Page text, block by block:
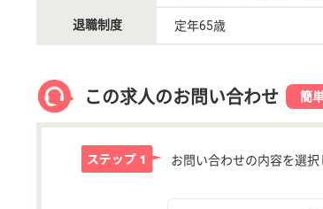
退職制度 定年65歳
この求人のお問い合わせ 簡
お問い合わせの内容を選択